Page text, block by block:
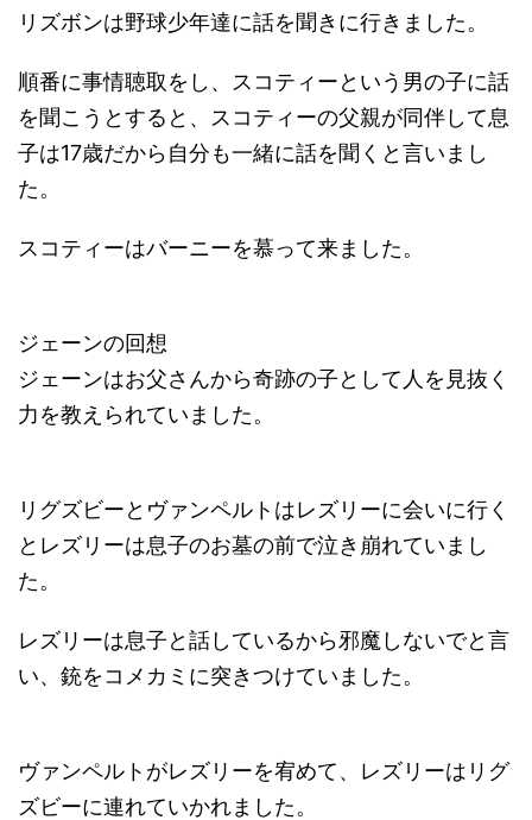
リズボンは野球少年達に話を聞きに行きました。
順番に事情聴取をし、スコティーという男の子に話
を聞こうとすると、スコティーの父親が同伴して息
子は17歳だから自分も一緒に話を聞くと言いまし
た。
スコティーはバーニーを慕って来ました。
ジェーンの回想
ジェーンはお父さんから奇跡の子として人を見抜く
力を教えられていました。
リグズビーとヴァンペルトはレズリーに会いに行く
とレズリーは息子のお墓の前で泣き崩れていまし
た。
レズリーは息子と話しているから邪魔しないでと言
い、銃をコメカミに突きつけていました。
ヴァンペルトがレズリーを宥めて、レズリーはリグ
ズビーに連れていかれました。